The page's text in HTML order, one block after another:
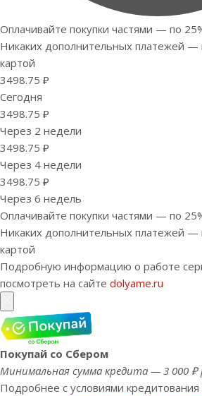
Оплачивайте покупки частями — по
Никаких дополнительных платежей —
картой
3498.75 ₽
Сегодня
3498.75 ₽
Через 2 недели
3498.75 ₽
Через 4 недели
3498.75 ₽
Через 6 недель
Оплачивайте покупки частями — по
Никаких дополнительных платежей —
картой
Подробную информацию о работе
посмотреть на сайте dolyame.ru
Покупай со Сбером
Минимальная сумма кредита — 3 000 ₽
Подробнее с условиями